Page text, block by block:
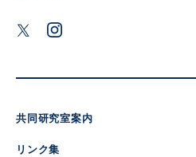
共同研究室案内
リンク集